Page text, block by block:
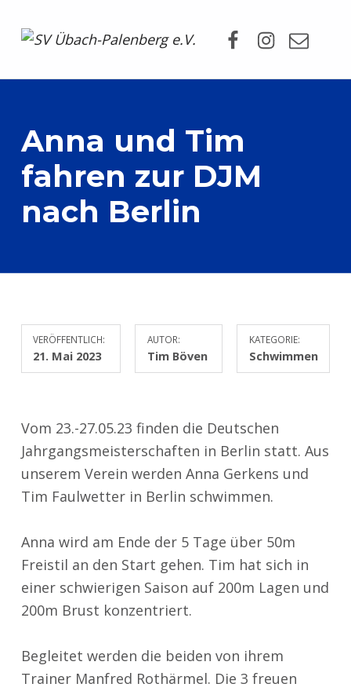
Anna und Tim
fahren zur DJM
nach Berlin
VERÖFFENTLICH:
21. Mai 2023
AUTOR:
Tim Böven
KATEGORIE:
Schwimmen
Vom 23.-27.05.23 finden die Deutschen
Jahrgangsmeisterschaften in Berlin statt. Aus
unserem Verein werden Anna Gerkens und
Tim Faulwetter in Berlin schwimmen.
Anna wird am Ende der 5 Tage über 50m
Freistil an den Start gehen. Tim hat sich in
einer schwierigen Saison auf 200m Lagen und
200m Brust konzentriert.
Begleitet werden die beiden von ihrem
Trainer Manfred Rothärmel. Die 3 freuen